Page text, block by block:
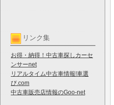
リンク集
お得・納得！中古車探しカーセ
ンサーnet
リアルタイム中古車情報!車選
び.com
中古車販売店情報のGoo-net